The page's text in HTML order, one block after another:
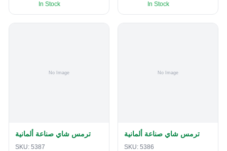
In Stock In Stock
ترمس شاي صناعة ألمانية
SKU: 5387
ترمس شاي صناعة ألمانية
SKU: 5386